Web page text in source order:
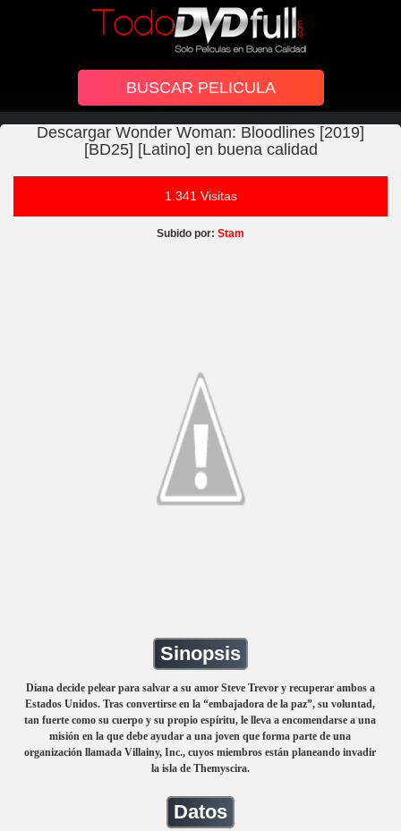
Descargar Wonder Woman: Bloodlines [2019]
[BD25] [Latino] en buena calidad
1.341 Visitas
Subido por: Stam
Sinopsis
Diana decide pelear para salvar a su amor Steve Trevor y recuperar ambos a
Estados Unidos. Tras convertirse en la “embajadora de la paz”, su voluntad,
tan fuerte como su cuerpo y su propio espíritu, le lleva a encomendarse a una
misión en la que debe ayudar a una joven que forma parte de una
organización llamada Villainy, Inc., cuyos miembros están planeando invadir
la isla de Themyscira.
Datos